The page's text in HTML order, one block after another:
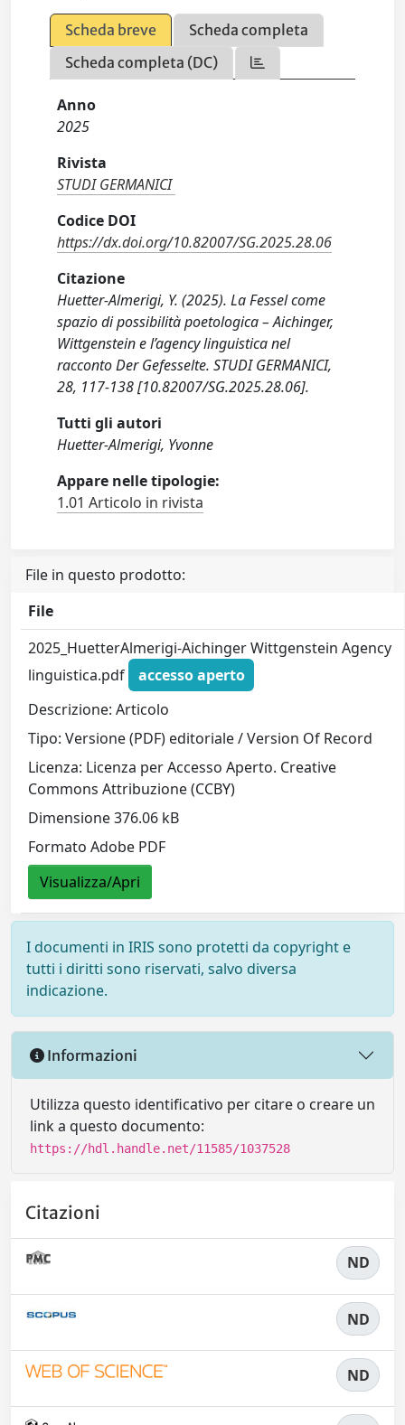
Scheda breve
Scheda completa
Scheda completa (DC)
Anno
2025
Rivista
STUDI GERMANICI
Codice DOI
https://dx.doi.org/10.82007/SG.2025.28.06
Citazione
Huetter-Almerigi, Y. (2025). La Fessel come
spazio di possibilità poetologica – Aichinger,
Wittgenstein e l’agency linguistica nel
racconto Der Gefesselte. STUDI GERMANICI,
28, 117-138 [10.82007/SG.2025.28.06].
Tutti gli autori
Huetter-Almerigi, Yvonne
Appare nelle tipologie:
1.01 Articolo in rivista
File in questo prodotto:
File
2025_HuetterAlmerigi-Aichinger Wittgenstein Agency
linguistica.pdf
accesso aperto
Descrizione: Articolo
Tipo: Versione (PDF) editoriale / Version Of Record
Licenza: Licenza per Accesso Aperto. Creative
Commons Attribuzione (CCBY)
Dimensione 376.06 kB
Formato Adobe PDF
Visualizza/Apri
I documenti in IRIS sono protetti da copyright e
tutti i diritti sono riservati, salvo diversa
indicazione.
Informazioni
Utilizza questo identificativo per citare o creare un
link a questo documento:
https://hdl.handle.net/11585/1037528
Citazioni
ND
ND
ND